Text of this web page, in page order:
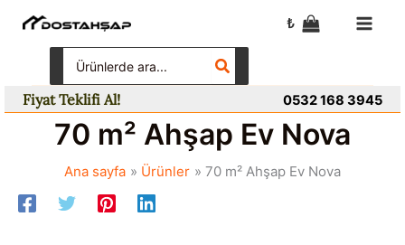
₺
for:
Fiyat Teklifi Al! 0532 168 3945
70 m² Ahşap Ev Nova
Ana sayfa Ürünler 70 m² Ahşap Ev Nova